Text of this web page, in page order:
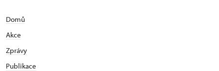
Domů
Akce
Zprávy
Publikace